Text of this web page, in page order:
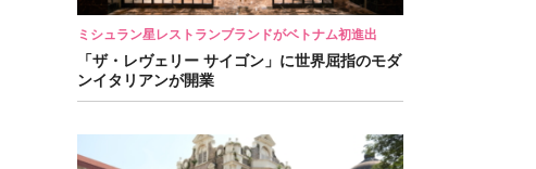
ミシュラン星レストランブランドがベトナム初進出
「ザ・レヴェリー サイゴン」に世界屈指のモダ
ンイタリアンが開業